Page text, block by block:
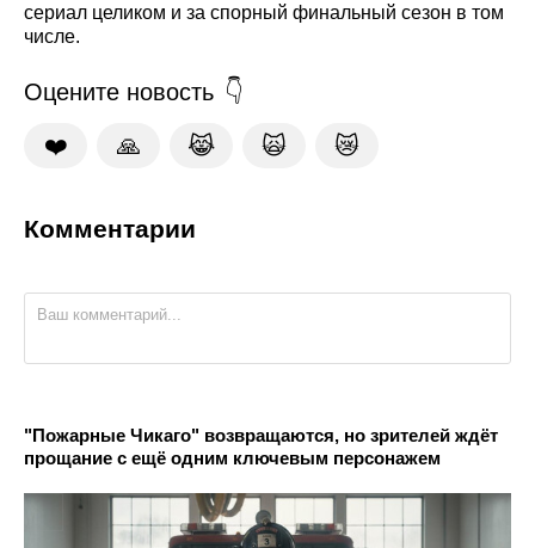
сериал целиком и за спорный финальный сезон в том
числе.
Оцените новость
❤️ 🙏 😹 🙀 😿
Комментарии
"Пожарные Чикаго" возвращаются, но зрителей ждёт
прощание с ещё одним ключевым персонажем